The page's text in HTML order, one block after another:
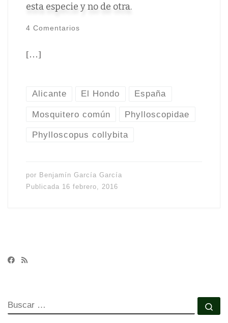
esta especie y no de otra.
4 Comentarios
[…]
Alicante El Hondo España
Mosquitero común Phylloscopidae
Phylloscopus collybita
por Benjamín García García
Publicada 16 febrero, 2016
BUSCAR